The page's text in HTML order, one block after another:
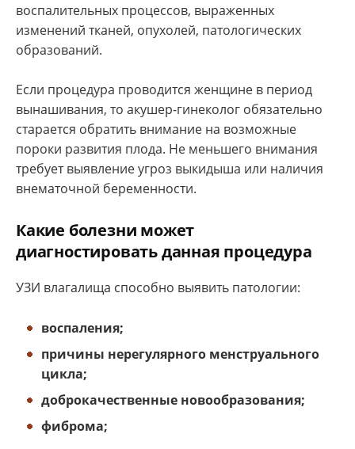
воспалительных процессов, выраженных
изменений тканей, опухолей, патологических
образований.
Если процедура проводится женщине в период
вынашивания, то акушер-гинеколог обязательно
старается обратить внимание на возможные
пороки развития плода. Не меньшего внимания
требует выявление угроз выкидыша или наличия
внематочной беременности.
Какие болезни может
диагностировать данная процедура
УЗИ влагалища способно выявить патологии:
воспаления;
причины нерегулярного менструального
цикла;
доброкачественные новообразования;
фиброма;